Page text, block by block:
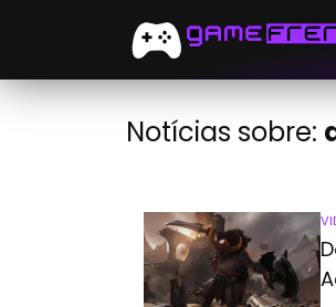
Notícias sobre: